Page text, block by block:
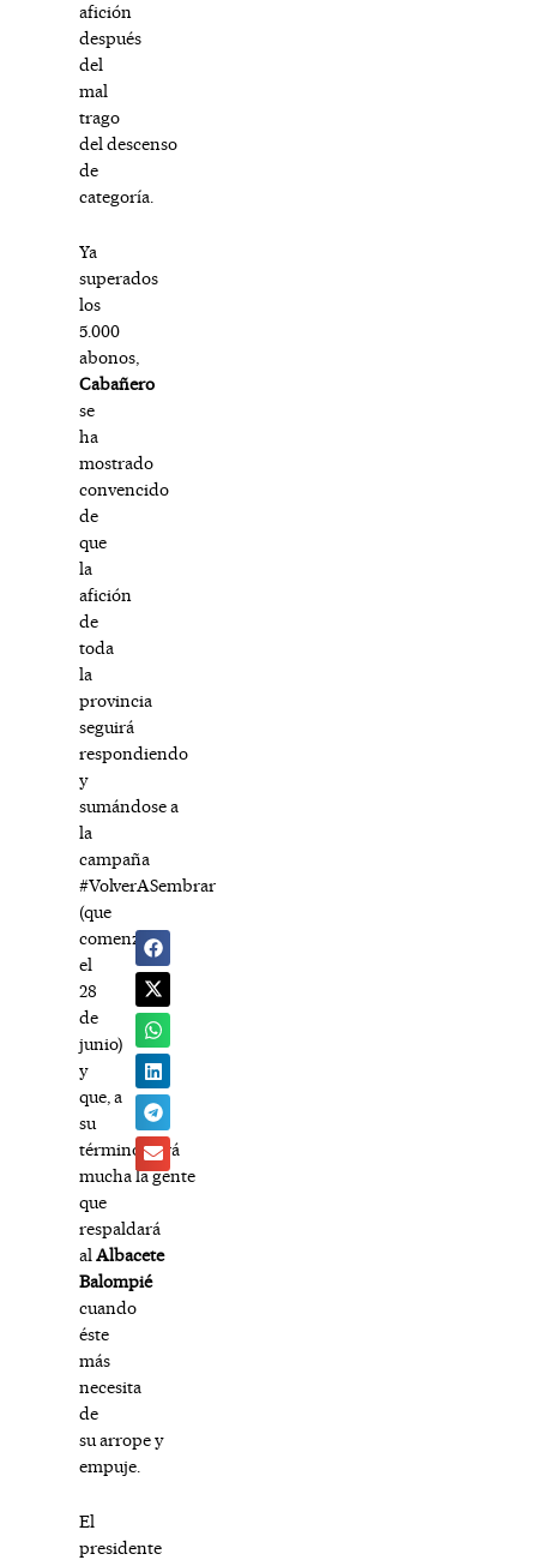
afición
después
del
mal
trago
del descenso
de
categoría.
Ya
superados
los
5.000
abonos,
Cabañero
se
ha
mostrado
convencido
de
que
la
afición
de
toda
la
provincia
seguirá
respondiendo
y
sumándose a
la
campaña
#VolverASembrar
(que
comenzó
el
28
de
junio)
y
que, a
su
término, será
mucha la gente
que
respaldará
alAlbacete
Balompié
cuando
éste
más
necesita
de
su arrope y
empuje.
El
presidente